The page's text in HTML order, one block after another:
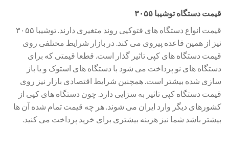
قیمت دستگاه توشیبا ۳۰۵۵
قیمت انواع دستگاه های فتوکپی روند متغیری دارند. توشیبا ۳۰۵۵
نیز از همین قاعده پیروی می کند. در بازار شرایط مختلفی روی
قیمت دستگاه های کپی تاثیر گذار است. قطعا قیمتی که برای
دستگاه های نو پرداخت می شود با دستگاه های استوک و یا باز
سازی شده بیشتر است. همچنین شرایط اقتصادی بازار نیز روی
قیمت دستگاه کپی تاثیر به سزایی دارد. چون دستگاه های کپی از
کشورهای دیگر وارد ایران می شوند. هر چه قیمت تمام شده آن ها
بیشتر باشد شما نیز هزینه بیشتری برای خرید پرداخت می کنید.